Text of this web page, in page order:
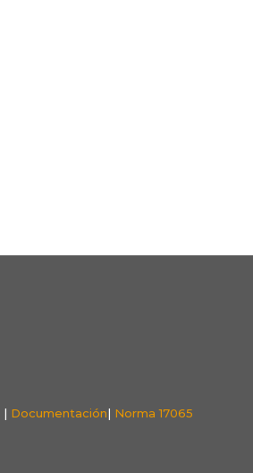
| Documentación| Norma 17065